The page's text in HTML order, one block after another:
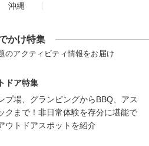
沖縄
かけ特集
のアクティビティ情報をお届け
ドア特集
プ場、グランピングからBBQ、アス
クまで！非日常体験を存分に堪能で
ウトドアスポットを紹介